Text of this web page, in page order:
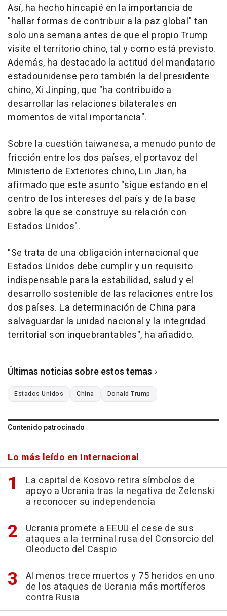
Así, ha hecho hincapié en la importancia de
"hallar formas de contribuir a la paz global" tan
solo una semana antes de que el propio Trump
visite el territorio chino, tal y como está previsto.
Además, ha destacado la actitud del mandatario
estadounidense pero también la del presidente
chino, Xi Jinping, que "ha contribuido a
desarrollar las relaciones bilaterales en
momentos de vital importancia".
Sobre la cuestión taiwanesa, a menudo punto de
fricción entre los dos países, el portavoz del
Ministerio de Exteriores chino, Lin Jian, ha
afirmado que este asunto "sigue estando en el
centro de los intereses del país y de la base
sobre la que se construye su relación con
Estados Unidos".
"Se trata de una obligación internacional que
Estados Unidos debe cumplir y un requisito
indispensable para la estabilidad, salud y el
desarrollo sostenible de las relaciones entre los
dos países. La determinación de China para
salvaguardar la unidad nacional y la integridad
territorial son inquebrantables", ha añadido.
Últimas noticias sobre estos temas
Estados Unidos China Donald Trump
Contenido patrocinado
Lo más leído en Internacional
La capital de Kosovo retira símbolos de
apoyo a Ucrania tras la negativa de Zelenski
a reconocer su independencia
Ucrania promete a EEUU el cese de sus
ataques a la terminal rusa del Consorcio del
Oleoducto del Caspio
Al menos trece muertos y 75 heridos en uno
de los ataques de Ucrania más mortíferos
contra Rusia